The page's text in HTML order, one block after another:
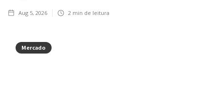
Aug 5, 2026 2 min de leitura
Mercado